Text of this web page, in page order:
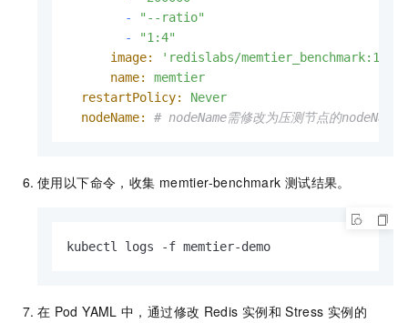
-
"--ratio"
-
"1:4"
image:
'redislabs/
name:
memtier
restartPolicy:
Never
nodeName:
# nodeName需修改为压测节点的nodeName
使用以下命令，收集 memtier-benchmark 测试结果。
kubectl logs -f memtier-demo
在 Pod YAML 中，通过修改 Redis 实例和 Stress 实例的